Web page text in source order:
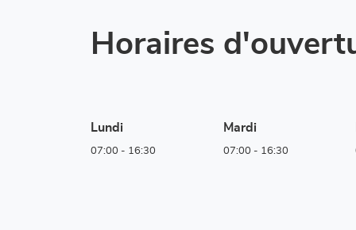
Horaires
Lundi
07:00 - 16:30
Mardi
07:00 - 16:30